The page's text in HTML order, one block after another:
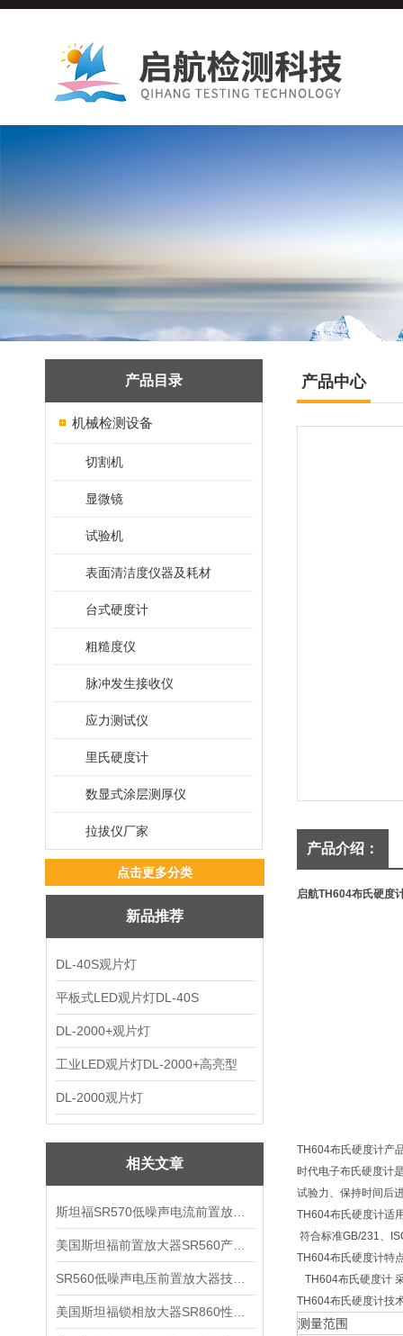
产品目录
机械检测设备
切割机
显微镜
试验机
表面清洁度仪器及耗材
台式硬度计
粗糙度仪
脉冲发生接收仪
应力测试仪
里氏硬度计
数显式涂层测厚仪
拉拔仪厂家
点击更多分类
新品推荐
DL-40S观片灯
平板式LED观片灯DL-40S
DL-2000+观片灯
工业LED观片灯DL-2000+高亮型
DL-2000观片灯
相关文章
产品中心
产品介绍：
启航TH604布氏硬度
TH604布氏硬度计产
时代电子布氏硬度计
试验力、保持时间后
TH604布氏硬度计适
符合标准GB/231、
TH604布氏硬度计特
TH604布氏硬度计
TH604布氏硬度计技
测量范围